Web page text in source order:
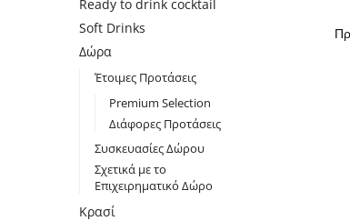
Ready to drink cocktail
Soft Drinks
Δώρα
Έτοιμες Προτάσεις
Premium Selection
Διάφορες Προτάσεις
Συσκευασίες Δώρου
Σχετικά με το
Επιχειρηματικό Δώρο
Κρασί